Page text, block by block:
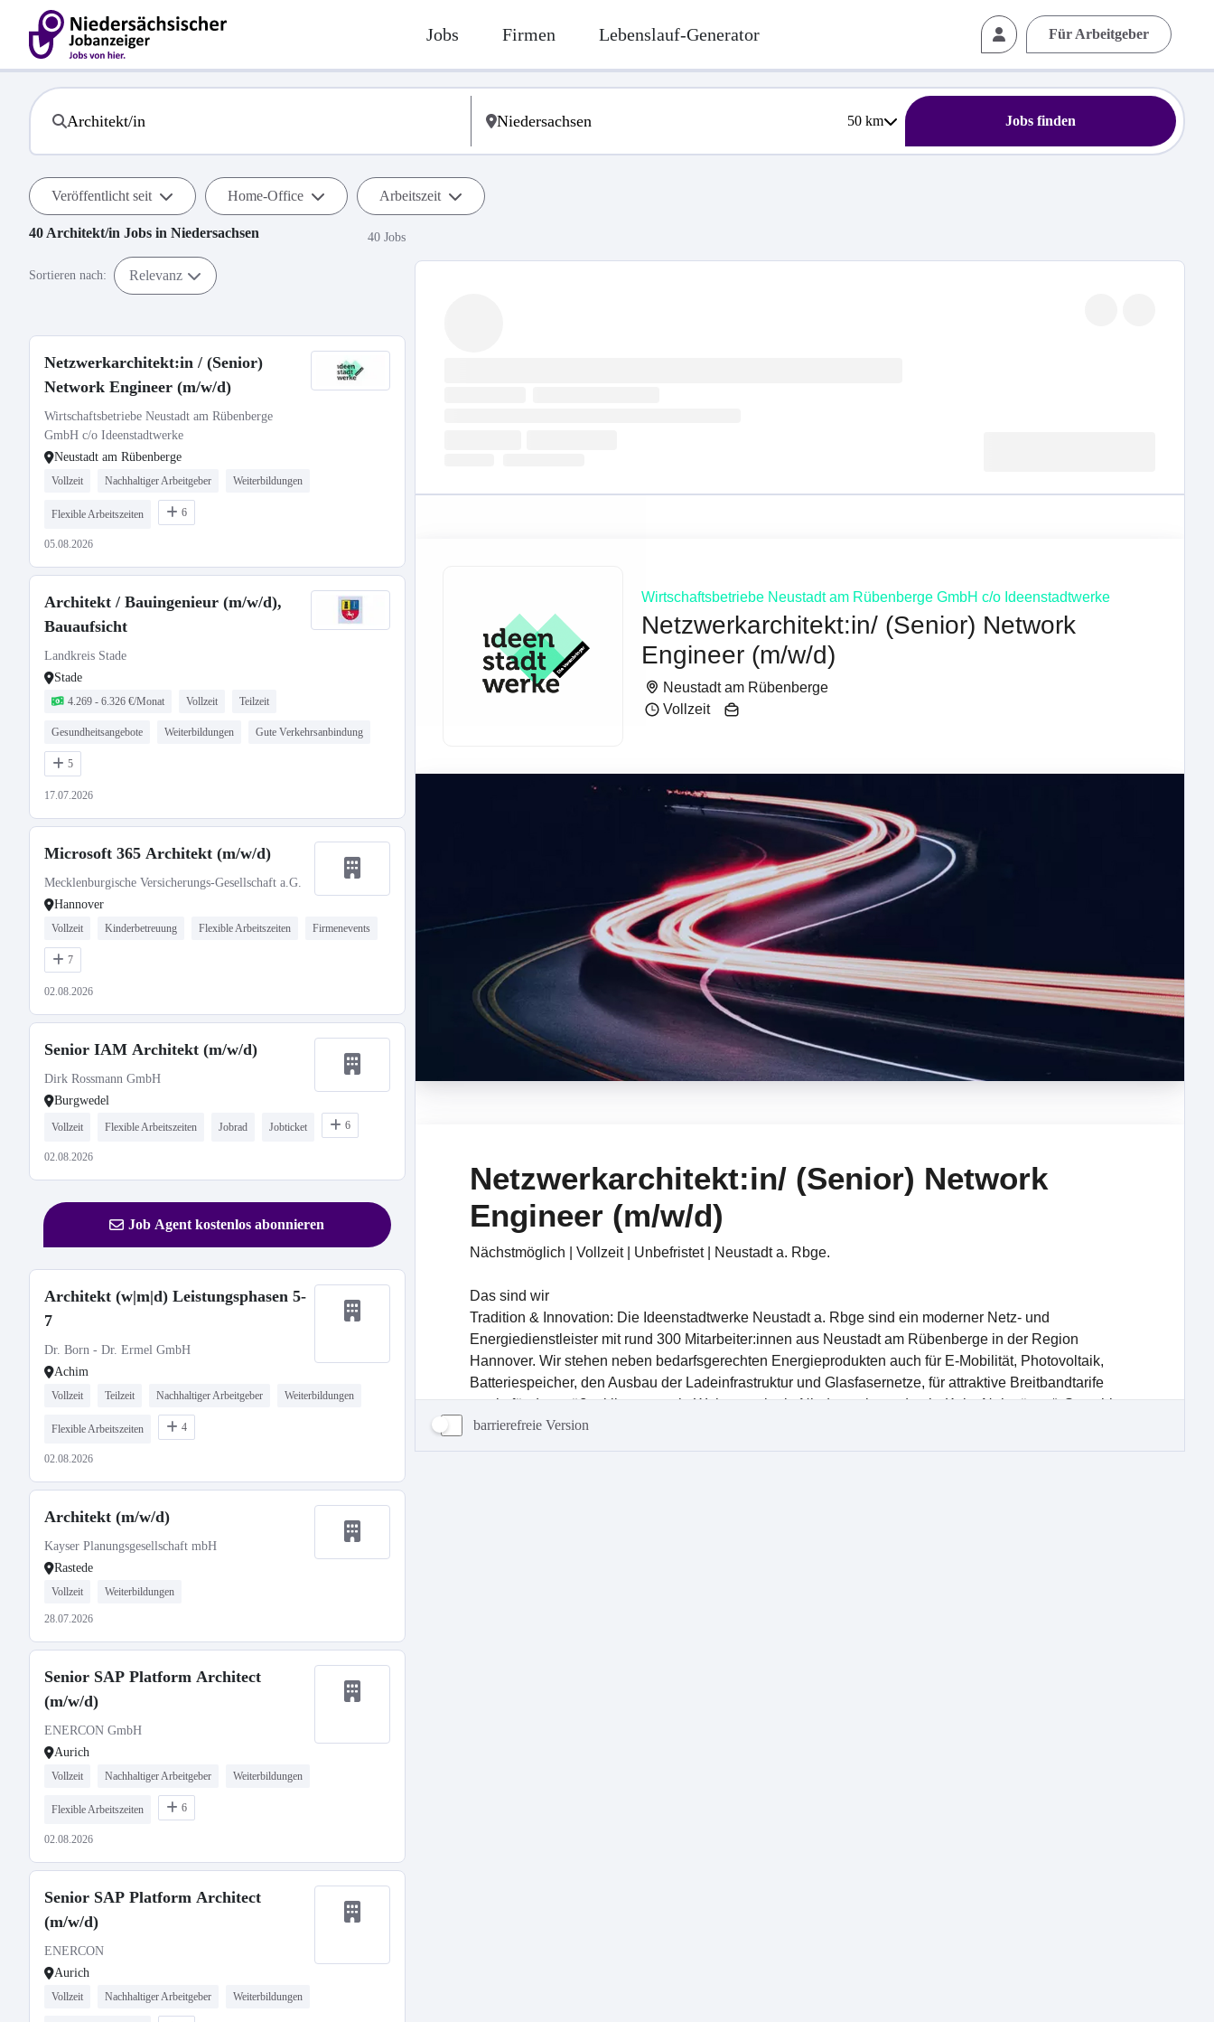
Jobs Firmen Lebenslauf-Generator Für Arbeitgeber
50km Jobs finden
Veröffentlicht seit Home-Office Arbeitszeit
40 Architekt/in Jobs in Niedersachsen 40 Jobs
Sortieren nach: Relevanz
Netzwerkarchitekt:in / (Senior)
Network Engineer (m/w/d)
Wirtschaftsbetriebe Neustadt am Rübenberge
GmbH c/o Ideenstadtwerke
Neustadt am Rübenberge
Vollzeit Nachhaltiger Arbeitgeber Weiterbildungen
Flexible Arbeitszeiten 6
05.08.2026
Architekt / Bauingenieur (m/w/d),
Bauaufsicht
Landkreis Stade
Stade
4.269 - 6.326 €/Monat Vollzeit Teilzeit
Gesundheitsangebote Weiterbildungen Gute Verkehrsanbindung
5
17.07.2026
Microsoft 365 Architekt (m/w/d)
Mecklenburgische Versicherungs-Gesellschaft a.G.
Hannover
Vollzeit Kinderbetreuung Flexible Arbeitszeiten Firmenevents
7
02.08.2026
Senior IAM Architekt (m/w/d)
Dirk Rossmann GmbH
Burgwedel
Vollzeit Flexible Arbeitszeiten Jobrad Jobticket 6
02.08.2026
Job Agent kostenlos abonnieren
Architekt (w|m|d) Leistungsphasen 5-
7
Dr. Born - Dr. Ermel GmbH
Achim
Vollzeit Teilzeit Nachhaltiger Arbeitgeber Weiterbildungen
Flexible Arbeitszeiten 4
02.08.2026
Architekt (m/w/d)
Kayser Planungsgesellschaft mbH
Rastede
Vollzeit Weiterbildungen
28.07.2026
Senior SAP Platform Architect
(m/w/d)
ENERCON GmbH
Aurich
Vollzeit Nachhaltiger Arbeitgeber Weiterbildungen
Flexible Arbeitszeiten 6
02.08.2026
Senior SAP Platform Architect
(m/w/d)
ENERCON
Aurich
Vollzeit Nachhaltiger Arbeitgeber Weiterbildungen
barrierefreie Version